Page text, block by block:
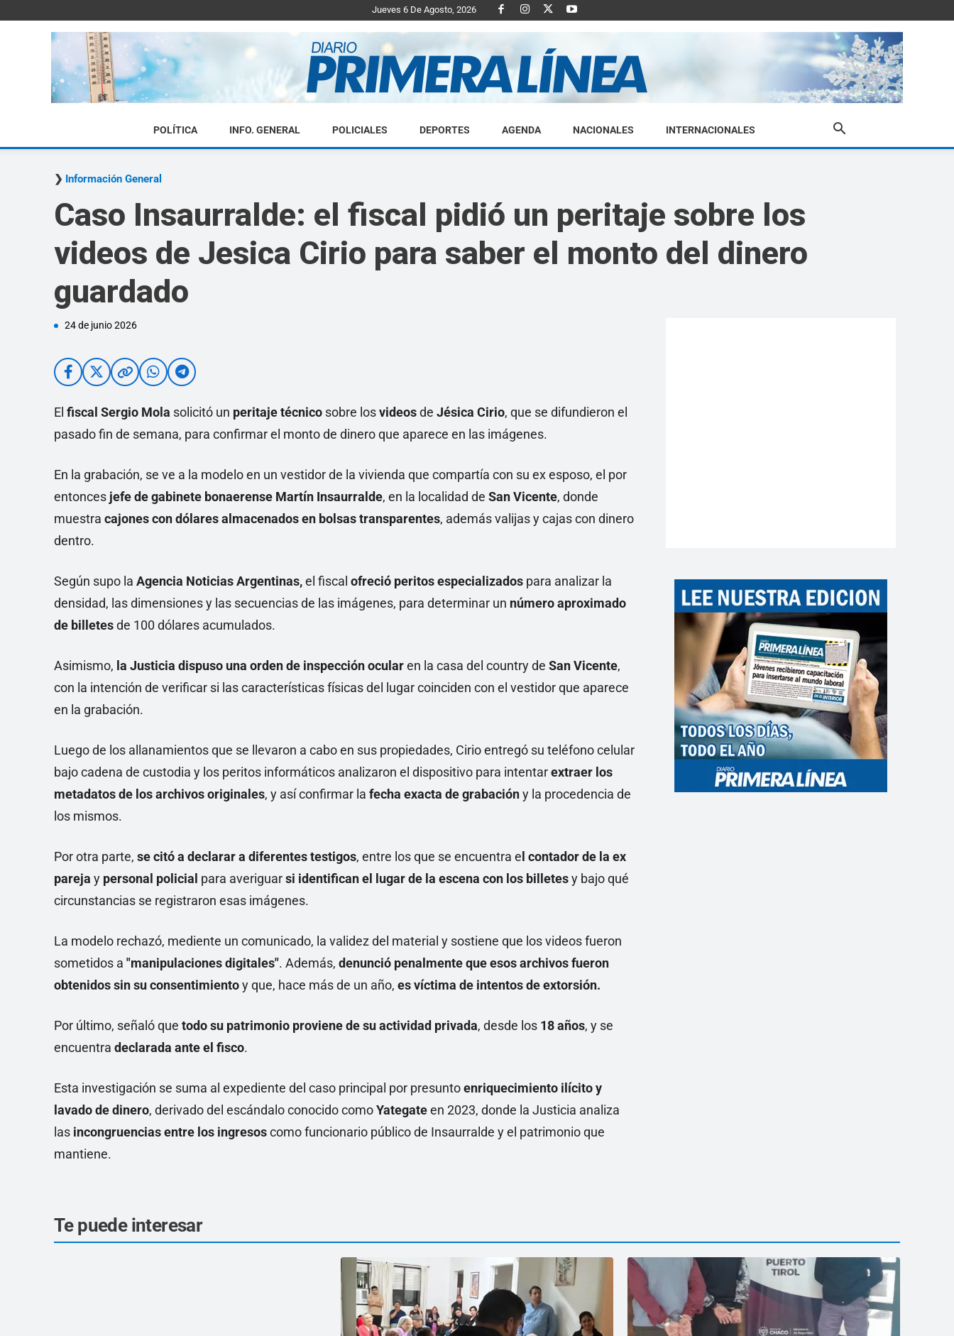
Jueves 6 De Agosto, 2026
Diario
Primera
POLÍTICA INFO. GENERAL POLICIALES DEPORTES AGENDA NACIONALES INTERNACIONALES
Información General
Caso Insaurralde: el fiscal pidió un peritaje sobre los
videos de Jesica Cirio para saber el monto del dinero
guardado
24 de junio 2026
El fiscal Sergio Mola solicitó un peritaje técnico sobre losvideosde Jésica Cirio, que se difundieron el
pasado fin de semana, para confirmar el monto de dinero que aparece en las imágenes.
En la grabación, se ve a la modelo en un vestidor de la vivienda que compartía con su ex esposo, el por
entonces jefe de gabinete bonaerense Martín Insaurralde, en la localidad de San Vicente, donde
muestra cajones con dólares almacenados en bolsas transparentes, además valijas y cajas con dinero
dentro.
Según supo la Agencia Noticias Argentinas,el fiscal ofreció peritos especializados para analizar la
densidad, las dimensiones y las secuencias de las imágenes, para determinar un número aproximado
de billetesde 100 dólares acumulados.
Asimismo, la Justicia dispuso una orden de inspección ocularen la casa del country de San Vicente,
con la intención de verificar si las características físicas del lugar coinciden con el vestidor que aparece
en la grabación.
Luego de los allanamientos que se llevaron a cabo en sus propiedades, Cirio entregó su teléfono celular
bajo cadena de custodia y los peritos informáticos analizaron el dispositivo para intentarextraer los
metadatos de los archivos originales, y así confirmar la fecha exacta de grabacióny la procedencia de
los mismos.
Por otra parte, se citó a declarar a diferentes testigos, entre los que se encuentra e l contador de la ex
pareja y personal policial para averiguarsi identifican el lugar de la escena con los billetesy bajo qué
circunstancias se registraron esas imágenes.
La modelo rechazó, mediente un comunicado, la validez del material y sostiene que los videos fueron
sometidos a "manipulaciones digitales". Además, denunció penalmente que esos archivos fueron
obtenidos sin su consentimientoy que, hace más de un año, es víctima de intentos de extorsión.
Por último, señaló que todo su patrimonio proviene de su actividad privada, desde los 18 años, y se
encuentra declarada ante el fisco.
Esta investigación se suma al expediente del caso principal por presuntoenriquecimiento ilícito y
lavado de dinero, derivado del escándalo conocido comoYategateen 2023, donde la Justicia analiza
las incongruencias entre los ingresoscomo funcionario público de Insaurralde y el patrimonio que
mantiene.
Te puede interesar